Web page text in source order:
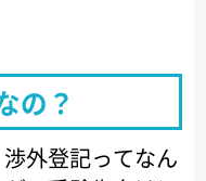
の？
外登記ってなん